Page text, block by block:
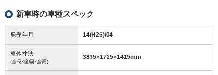
新車時の車種スペック
発売年月 14(H26)/04
車体寸法
(全長×全幅×全高)
3835×1725×1415mm